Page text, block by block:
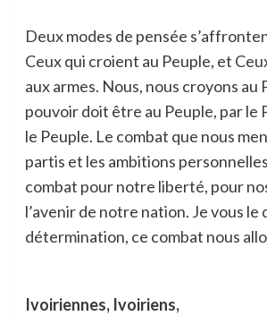
Deux modes de pensée
Ceux qui croient au Peuple, et
aux armes. Nous, nous croyons au
pouvoir doit être au Peuple, par le
le Peuple. Le combat que nous
partis et les ambitions
combat pour notre liberté, pour
l’avenir de notre nation. Je vous le
détermination, ce combat nous
Ivoiriennes, Ivoiriens,